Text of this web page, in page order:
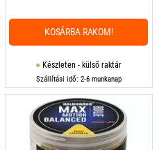
Készleten - külső raktár
Szállítási idő: 2-6 munkanap
KOSÁRBA RAKOM!